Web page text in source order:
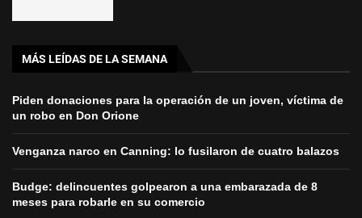
MÁS LEÍDAS DE LA SEMANA
Piden donaciones para la operación de un joven, víctima de
un robo en Don Orione
Venganza narco en Canning: lo fusilaron de cuatro balazos
Budge: delincuentes golpearon a una embarazada de 8
meses para robarle en su comercio